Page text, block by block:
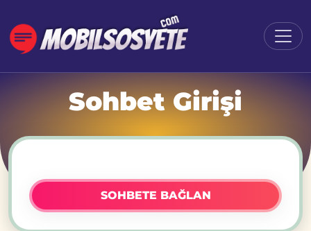
Sohbet Girişi
SOHBETE BAĞLAN